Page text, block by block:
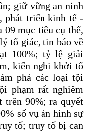
giữ vững an ninh
phát triển kinh tế -
09 mục tiêu cụ thể,
tố giác, tin báo về
100%; tỷ lệ giải
kiến nghị khởi tố
phá các loại tội
phạm rất nghiêm
trên 90%; ra quyết
số vụ án hình sự
tố; truy tố bị can